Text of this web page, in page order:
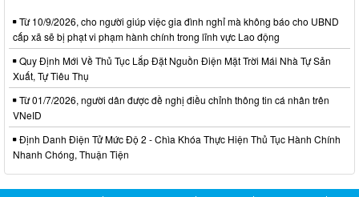
Từ 10/9/2026, cho người giúp việc gia đình nghỉ mà không báo cho UBND
cấp xã sẽ bị phạt vi phạm hành chính trong lĩnh vực Lao động
Quy Định Mới Về Thủ Tục Lắp Đặt Nguồn Điện Mặt Trời Mái Nhà Tự Sản
Xuất, Tự Tiêu Thụ
Từ 01/7/2026, người dân được đề nghị điều chỉnh thông tin cá nhân trên
VNeID
Định Danh Điện Tử Mức Độ 2 - Chìa Khóa Thực Hiện Thủ Tục Hành Chính
Nhanh Chóng, Thuận Tiện